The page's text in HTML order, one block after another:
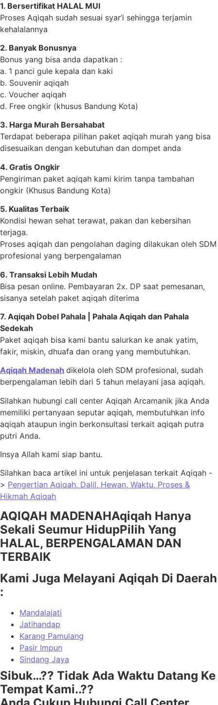
1. Bersertifikat HALAL MUI
Proses Aqiqah sudah sesuai syar’i sehingga terjamin
kehalalannya
2. Banyak Bonusnya
Bonus yang bisa anda dapatkan :
a. 1 panci gule kepala dan kaki
b. Souvenir aqiqah
c. Voucher aqiqah
d. Free ongkir (khusus Bandung Kota)
3. Harga Murah Bersahabat
Terdapat beberapa pilihan paket aqiqah murah yang bisa
disesuaikan dengan kebutuhan dan dompet anda
4. Gratis Ongkir
Pengiriman paket aqiqah kami kirim tanpa tambahan
ongkir (Khusus Bandung Kota)
5. Kualitas Terbaik
Kondisi hewan sehat terawat, pakan dan kebersihan
terjaga.
Proses aqiqah dan pengolahan daging dilakukan oleh SDM
profesional yang berpengalaman
6. Transaksi Lebih Mudah
Bisa pesan online. Pembayaran 2x. DP saat pemesanan,
sisanya setelah paket aqiqah diterima
7. Aqiqah Dobel Pahala | Pahala Aqiqah dan Pahala
Sedekah
Paket aqiqah bisa kami bantu salurkan ke anak yatim,
fakir, miskin, dhuafa dan orang yang membutuhkan.
Aqiqah Madenah dikelola oleh SDM profesional, sudah
berpengalaman lebih dari 5 tahun melayani jasa aqiqah.
Silahkan hubungi call center Aqiqah Arcamanik jika Anda
memiliki pertanyaan seputar aqiqah, membutuhkan info
aqiqah ataupun ingin berkonsultasi terkait aqiqah putra
putri Anda.
Insya Allah kami siap bantu.
Silahkan baca artikel ini untuk penjelasan terkait Aqiqah -
> Pengertian Aqiqah, Dalil, Hewan, Waktu, Proses &
Hikmah Aqiqah
AQIQAH MADENAHAqiqah Hanya
Sekali Seumur HidupPilih Yang
HALAL, BERPENGALAMAN DAN
TERBAIK
Kami Juga Melayani Aqiqah Di Daerah
:
Mandalajati
Jatihandap
Karang Pamulang
Pasir Impun
Sindang Jaya
Sibuk…?? Tidak Ada Waktu Datang Ke
Tempat Kami..??